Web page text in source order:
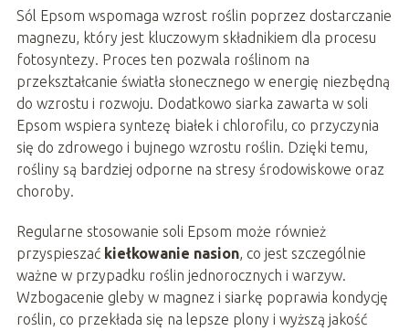
Sól Epsom wspomaga wzrost roślin poprzez dostarczanie
magnezu, który jest kluczowym składnikiem dla procesu
fotosyntezy. Proces ten pozwala roślinom na
przekształcanie światła słonecznego w energię niezbędną
do wzrostu i rozwoju. Dodatkowo siarka zawarta w soli
Epsom wspiera syntezę białek i chlorofilu, co przyczynia
się do zdrowego i bujnego wzrostu roślin. Dzięki temu,
rośliny są bardziej odporne na stresy środowiskowe oraz
choroby.
Regularne stosowanie soli Epsom może również
przyspieszać kiełkowanie nasion, co jest szczególnie
ważne w przypadku roślin jednorocznych i warzyw.
Wzbogacenie gleby w magnez i siarkę poprawia kondycję
roślin, co przekłada się na lepsze plony i wyższą jakość